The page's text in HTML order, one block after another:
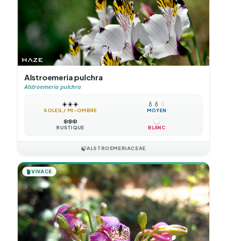
Alstroemeria pulchra
Alstroemeria pulchra
☀️☀️☀️
SOLEIL / MI-OMBRE
💧 💧 💧
MOYEN
❄️❄️❄️
RUSTIQUE BLANC
🍃ALSTROEMERIACEAE
🪴VIVACE